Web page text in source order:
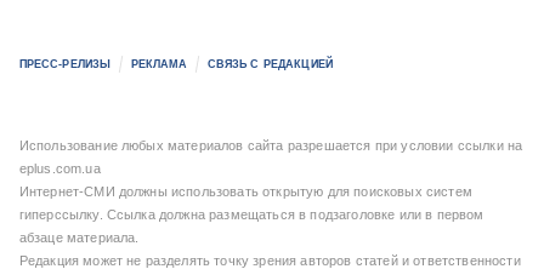
ПРЕСС-РЕЛИЗЫ РЕКЛАМА СВЯЗЬ С РЕДАКЦИЕЙ
Использование любых материалов сайта разрешается при условии ссылки на
eplus.com.ua
Интернет-СМИ должны использовать открытую для поисковых систем
гиперссылку. Ссылка должна размещаться в подзаголовке или в первом
абзаце материала.
Редакция может не разделять точку зрения авторов статей и ответственности